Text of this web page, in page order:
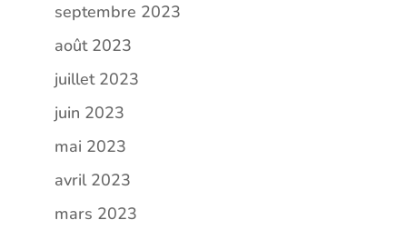
septembre 2023
août 2023
juillet 2023
juin 2023
mai 2023
avril 2023
mars 2023